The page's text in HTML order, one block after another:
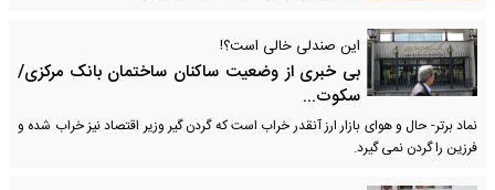
این صندلی خالی است؟!
بی خبری از وضعیت ساکنان ساختمان بانک مرکزی/
سکوت...
نماد برتر- حال و هوای بازار ارز آنقدر خراب است که گردن گیر وزیر اقتصاد نیز خراب شده و
فرزین را گردن نمی گیرد.